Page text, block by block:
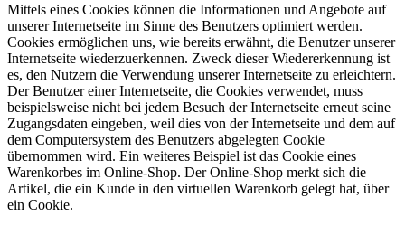
Mittels eines Cookies können die Informationen und Angebote auf
unserer Internetseite im Sinne des Benutzers optimiert werden.
Cookies ermöglichen uns, wie bereits erwähnt, die Benutzer unserer
Internetseite wiederzuerkennen. Zweck dieser Wiedererkennung ist
es, den Nutzern die Verwendung unserer Internetseite zu erleichtern.
Der Benutzer einer Internetseite, die Cookies verwendet, muss
beispielsweise nicht bei jedem Besuch der Internetseite erneut seine
Zugangsdaten eingeben, weil dies von der Internetseite und dem auf
dem Computersystem des Benutzers abgelegten Cookie
übernommen wird. Ein weiteres Beispiel ist das Cookie eines
Warenkorbes im Online-Shop. Der Online-Shop merkt sich die
Artikel, die ein Kunde in den virtuellen Warenkorb gelegt hat, über
ein Cookie.